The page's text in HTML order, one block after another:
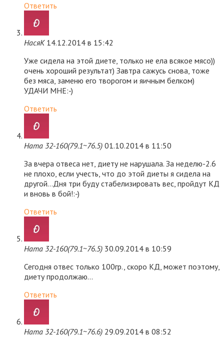
Ответить
НасяК 14.12.2014 в 15:42
Уже сидела на этой диете, только не ела всякое мясо))
очень хороший результат) Завтра сажусь снова, тоже
без мяса, заменю его творогом и яичным белком)
УДАЧИ МНЕ:-)
Ответить
Ната 32-160(79.1~76.5) 01.10.2014 в 11:50
За вчера отвеса нет, диету не нарушала. За неделю-2.6
не плохо, если учесть, что до этой диеты я сидела на
другой…Дня три буду стабелизировать вес, пройдут КД
и вновь в бой!:-)
Ответить
Ната 32-160(79.1~76.5) 30.09.2014 в 10:59
Сегодня отвес только 100гр., скоро КД, может поэтому,
диету продолжаю…
Ответить
Ната 32-160(79.1~76.6) 29.09.2014 в 08:52